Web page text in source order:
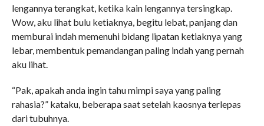
lengannya terangkat, ketika kain lengannya tersingkap.
Wow, aku lihat bulu ketiaknya, begitu lebat, panjang dan
memburai indah memenuhi bidang lipatan ketiaknya yang
lebar, membentuk pemandangan paling indah yang pernah
aku lihat.
“Pak, apakah anda ingin tahu mimpi saya yang paling
rahasia?” kataku, beberapa saat setelah kaosnya terlepas
dari tubuhnya.